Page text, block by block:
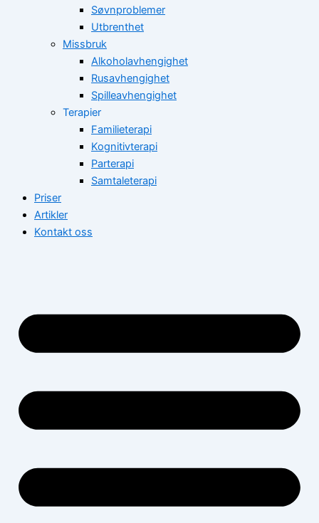
Søvnproblemer
Utbrenthet
Missbruk
Alkoholavhengighet
Rusavhengighet
Spilleavhengighet
Terapier
Familieterapi
Kognitivterapi
Parterapi
Samtaleterapi
Priser
Artikler
Kontakt oss